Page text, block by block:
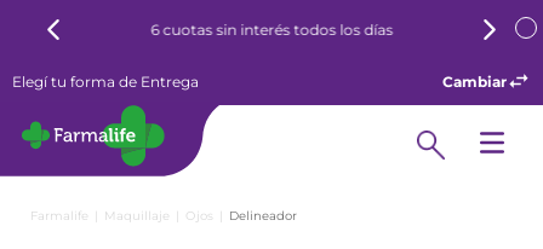
6 cuotas sin interés todos los días
Elegí tu forma de Entrega Cambiar
Maquillaje Ojos Delineador